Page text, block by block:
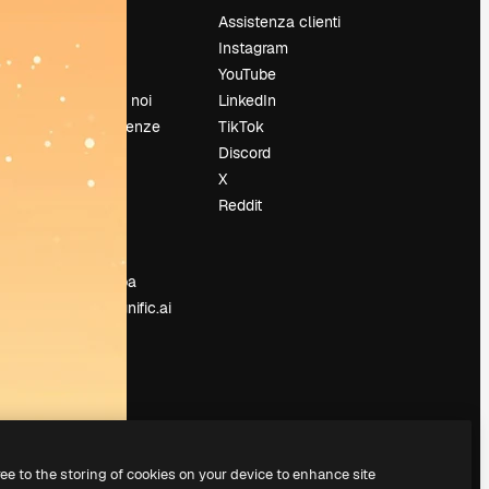
Chi siamo
Recensioni
Lavora con noi
Cerca tendenze
Blog
Eventi
Sala stampa
Cerchi magnific.ai
Assistenza clienti
Instagram
YouTube
LinkedIn
TikTok
Discord
X
Reddit
to the storing of cookies on your device to enhance site